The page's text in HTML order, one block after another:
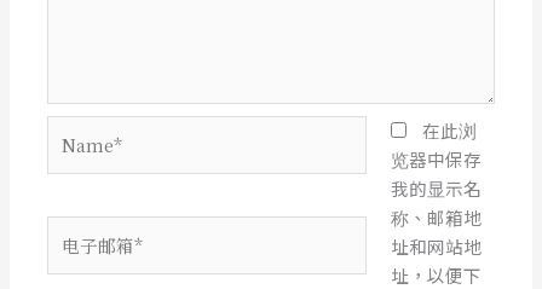
子
在此浏
览器中保存
我的显示名
称、邮箱地
址和网站地
址，以便下